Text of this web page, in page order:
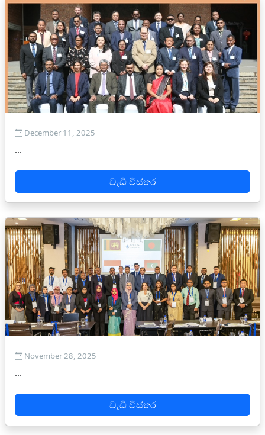
December 11, 2025
...
වැඩි විස්තර
November 28, 2025
...
වැඩි විස්තර